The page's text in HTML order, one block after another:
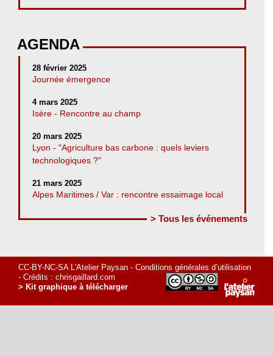
AGENDA
28 février 2025
Journée émergence
4 mars 2025
Isère - Rencontre au champ
20 mars 2025
Lyon - "Agriculture bas carbone : quels leviers
technologiques ?"
21 mars 2025
Alpes Maritimes / Var : rencontre essaimage local
> Tous les événements
CC-BY-NC-SA L'Atelier Paysan - Conditions générales d’utilisation
- Crédits : chrisgaillard.com
> Kit graphique à télécharger